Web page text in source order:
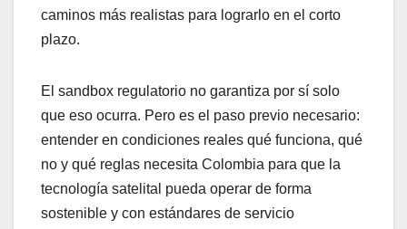
caminos más realistas para lograrlo en el corto
plazo.
El sandbox regulatorio no garantiza por sí solo
que eso ocurra. Pero es el paso previo necesario:
entender en condiciones reales qué funciona, qué
no y qué reglas necesita Colombia para que la
tecnología satelital pueda operar de forma
sostenible y con estándares de servicio